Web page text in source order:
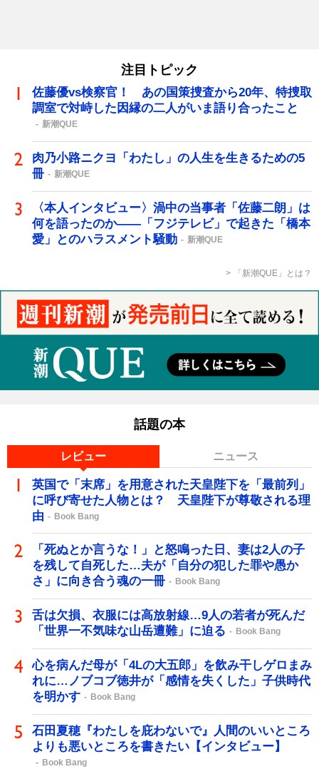
注目トピック
佐藤優vs検察官！ あの国策捜査から20年、特捜取
調室で対峙した因縁の二人がいま語り合ったこと
新潮QUE
肉乃小路ニクヨ「わたし」の人生を生きるための5
冊
新潮QUE
〈本人インタビュー〉渦中の当事者「佐藤二朗」は
何を語ったのか――「フジテレビ」で起きた「橋本
愛」とのハラスメント騒動
新潮QUE
「新潮QUE」とは？
話題の本
レビュー ニュース
英国で「末席」を用意された天皇陛下を「最前列」
に呼び寄せた人物とは？ 天皇陛下が尊敬される理
由
Book Bang
「死ぬとか言うな！」と怒鳴った日、妻は2人の子
を残して自死した…夫が「自分の犯した罪や愚か
さ」に向き合う魂の一冊
Book Bang
舌は欠損、衣服には高放射線…9人の若者が死んだ
「世界一不気味な山岳遭難」に迫る
Book Bang
心を病んだ母が「4Lの大五郎」を飲み干しゲロまみ
れに…ノブコブ徳井が「感情を失くした」子供時代
を明かす
Book Bang
石田夏穂『わたしを庇わないで』人間のいいところ
よりも悪いところを書きたい【インタビュー】
Book Bang